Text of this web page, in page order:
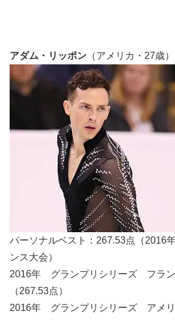
アダム・リッポン （アメリカ・27歳）
パーソナルベスト：267.53点（2016
ンス大会）
2016年 グランプリシリーズ フラ
（267.53点）
2016年 グランプリシリーズ アメ